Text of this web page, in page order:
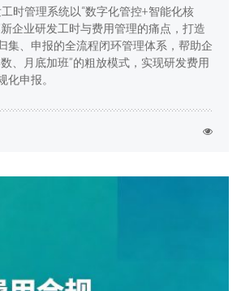
时管理系统以“数字化管控+智能化核
企业研发工时与费用管理的痛点，打造
集、申报的全流程闭环管理体系，帮助企
、月底加班”的粗放模式，实现研发费用
化申报。